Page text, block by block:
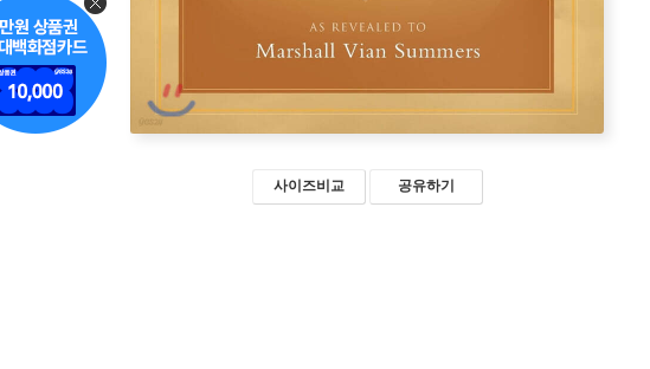
사이즈비교 공유하기